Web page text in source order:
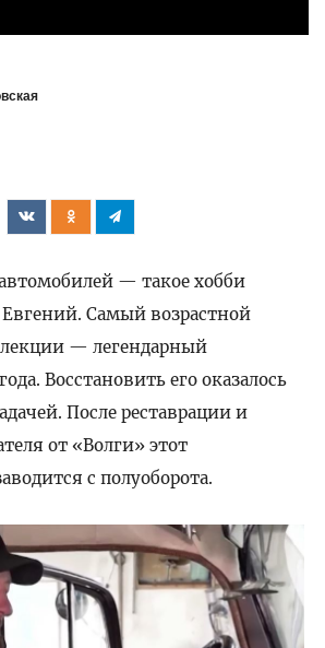
— такое хобби
Евгений. Самый возрастной
— легендарный
Восстановить его оказалось
После реставрации и
от «Волги» этот
с полуоборота.